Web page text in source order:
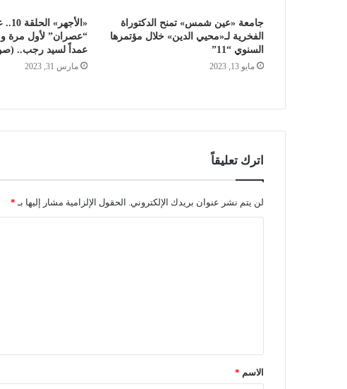
جامعة «عين شمس» تمنح الدكتوراة
الفخرية لـ«محيي الدين» خلال مؤتمرها
السنوي “11”
مايو 13, 2023
“عصران” لأول مرة
عمداً لسيد رجب..
مارس 31, 2023
اترك تعليقاً
لن يتم نشر عنوان بريدك الإلكتروني. الحقول الإلزامية مشار إليها بـ *
ق
*الاسم *